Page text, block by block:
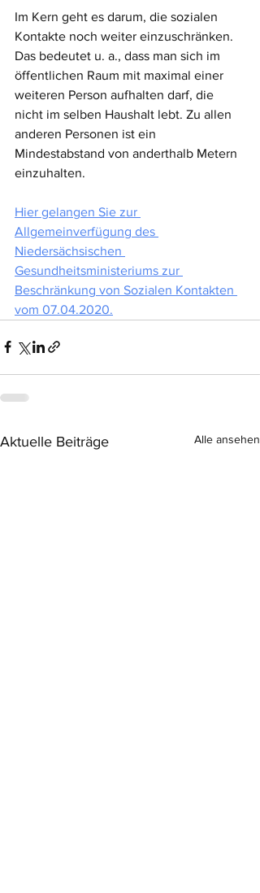
Im Kern geht es darum, die sozialen
Kontakte noch weiter einzuschränken.
Das bedeutet u. a., dass man sich im
öffentlichen Raum mit maximal einer
weiteren Person aufhalten darf, die
nicht im selben Haushalt lebt. Zu allen
anderen Personen ist ein
Mindestabstand von anderthalb Metern
einzuhalten.
Hier gelangen Sie zur
Allgemeinverfügung des
Niedersächsischen
Gesundheitsministeriums zur
Beschränkung von Sozialen Kontakten
vom 07.04.2020.
Aktuelle Beiträge Alle ansehen